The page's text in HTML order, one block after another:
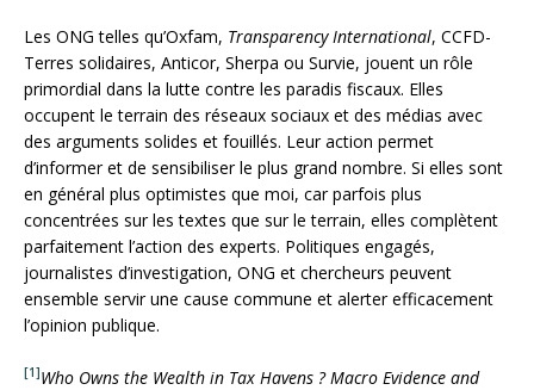
Les ONG telles qu’Oxfam, Transparency International, CCFD-
Terres solidaires, Anticor, Sherpa ou Survie, jouent un rôle
primordial dans la lutte contre les paradis fiscaux. Elles
occupent le terrain des réseaux sociaux et des médias avec
des arguments solides et fouillés. Leur action permet
d’informer et de sensibiliser le plus grand nombre. Si elles sont
en général plus optimistes que moi, car parfois plus
concentrées sur les textes que sur le terrain, elles complètent
parfaitement l’action des experts. Politiques engagés,
journalistes d’investigation, ONG et chercheurs peuvent
ensemble servir une cause commune et alerter efficacement
l’opinion publique.
[1]Who Owns the Wealth in Tax Havens ? Macro Evidence and